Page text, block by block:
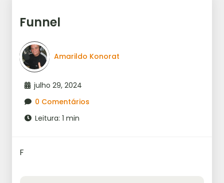
Funnel
Amarildo Konorat
julho 29, 2024
0 Comentários
Leitura: 1 min
F